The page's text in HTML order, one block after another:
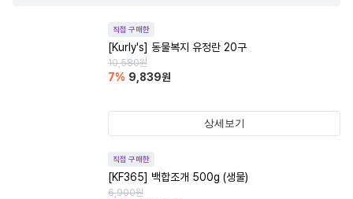
직접 구매한
[Kurly's] 동물복지 유정란 20구
10,580원
7% 9,839원
상세보기
직접 구매한
[KF365] 백합조개 500g (생물)
6,900원